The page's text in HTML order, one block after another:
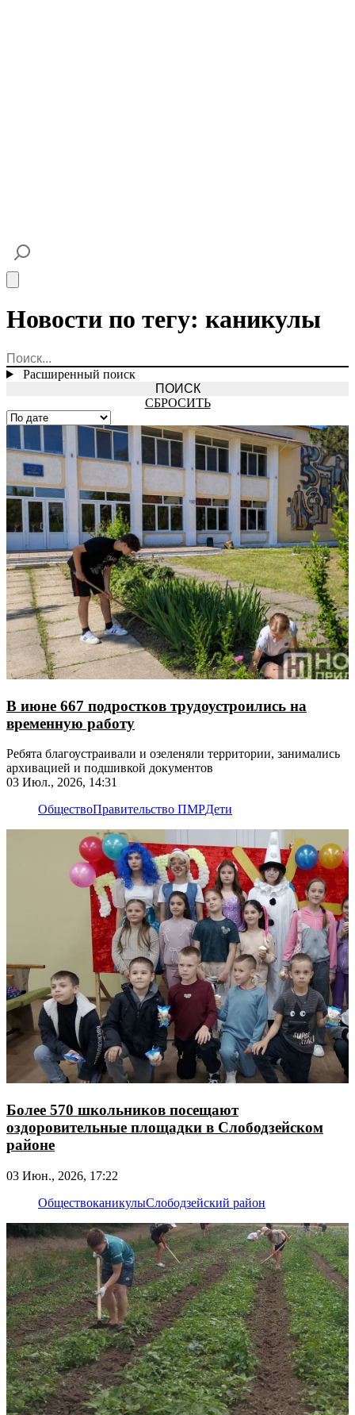
Новости по тегу: каникулы
Расширенный поиск
СБРОСИТЬ
В июне 667 подростков трудоустроились на
временную работу
Ребята благоустраивали и озеленяли территории, занимались
архивацией и подшивкой документов
03 Июл., 2026, 14:31
ОбществоПравительство ПМРДети
Более 570 школьников посещают
оздоровительные площадки в Слободзейском
районе
03 Июн., 2026, 17:22
ОбществоканикулыСлободзейский район